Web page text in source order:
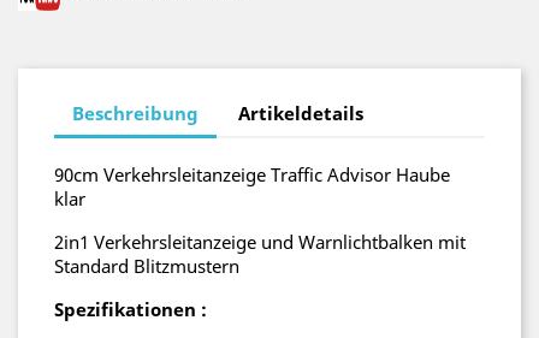
Beschreibung Artikeldetails
90cm Verkehrsleitanzeige Traffic Advisor Haube
klar
2in1 Verkehrsleitanzeige und Warnlichtbalken mit
Standard Blitzmustern
Spezifikationen :